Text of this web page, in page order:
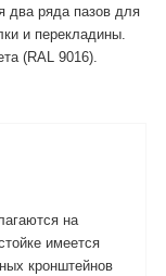
два ряда пазов для
и перекладины.
(RAL 9016).
на
имеется
кронштейнов